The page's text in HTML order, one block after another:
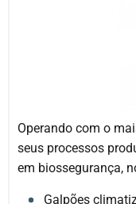
Operando com o
seus processos
em biossegurança,
Galpões